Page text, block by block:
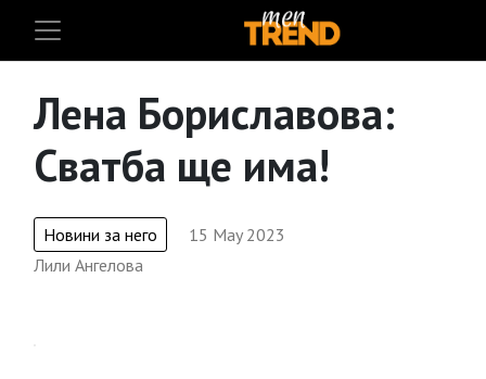
Лена Бориславова:
Сватба ще има!
Новини за него
15 May 2023
Лили Ангелова